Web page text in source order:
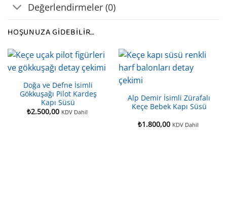
Değerlendirmeler (0)
HOŞUNUZA GIDEBILIR…
Doğa ve Defne İsimli
Gökkuşağı Pilot Kardeş
Kapı Süsü
₺2.500,00 KDV Dahil
Alp Demir İsimli Zürafalı
Keçe Bebek Kapı Süsü
₺1.800,00 KDV Dahil